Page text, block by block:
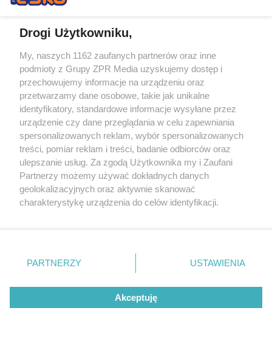
ZAKUPY
Jesień w Pepco! Stylowe kubki i
dodatki w świetnych cenach
ZOBACZ WIĘCEJ
Drogi Użytkowniku,
My, naszych 1162 zaufanych partnerów oraz inne
podmioty z Grupy ZPR Media uzyskujemy dostęp i
przechowujemy informacje na urządzeniu oraz
przetwarzamy dane osobowe, takie jak unikalne
identyfikatory, standardowe informacje wysyłane przez
urządzenie czy dane przeglądania w celu zapewniania
spersonalizowanych reklam, wybór spersonalizowanych
treści, pomiar reklam i treści, badanie odbiorców oraz
ulepszanie usług. Za zgodą Użytkownika my i Zaufani
Partnerzy możemy używać dokładnych danych
geolokalizacyjnych oraz aktywnie skanować
charakterystykę urządzenia do celów identyfikacji.
zmienić/wycofać klikając przycisk ustawień prywatności
znajdujący się w lewym dolnym rogu strony
rodzaje przetwarzania danych nie wymagają zgody
użytkownika, ale masz prawo sprzeciwić się takiemu
przetwarzaniu. Preferencje będą miały zastosowanie tylko
PARTNERZY USTAWIENIA
Akceptuję